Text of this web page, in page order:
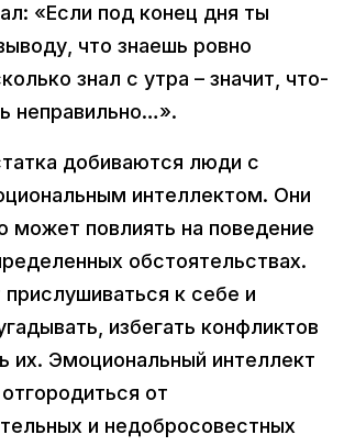
«Если под конец дня ты
что знаешь ровно
знал с утра – значит, что-
неправильно…».
добиваются люди с
интеллектом. Они
может повлиять на поведение
обстоятельствах.
к себе и
избегать конфликтов
их. Эмоциональный интеллект
от
и недобросовестных